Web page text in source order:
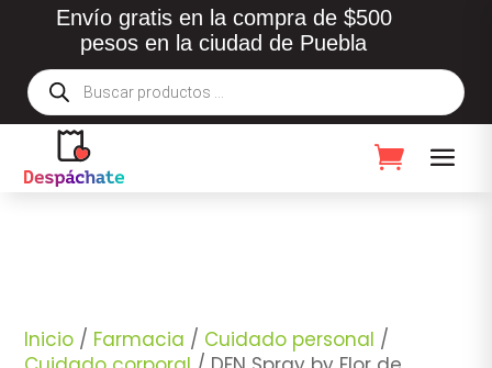
Envío gratis en la compra de $500
pesos en la ciudad de Puebla
Búsqueda
de
productos
Inicio / Farmacia / Cuidado personal /